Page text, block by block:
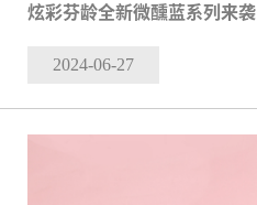
炫彩芬龄全新微醺蓝系列来袭
2024-06-27